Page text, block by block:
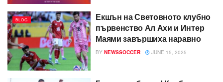
BLOG
Екшън на Световното клубно
първенство Ал Ахи и Интер
Маями завършиха наравно
BY NEWSSOCCER JUNE 15, 2025